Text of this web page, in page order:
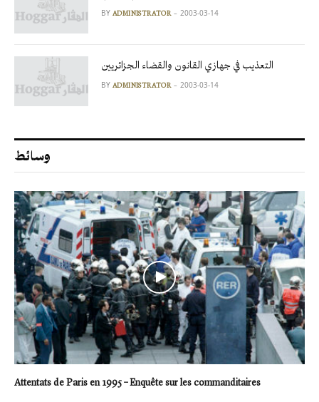
BY ADMINISTRATOR 2003-03-14
التعذيب في جهازي القانون والقضاء الجزائريين
BY ADMINISTRATOR 2003-03-14
وسائط
Attentats de Paris en 1995 – Enquête sur les commanditaires